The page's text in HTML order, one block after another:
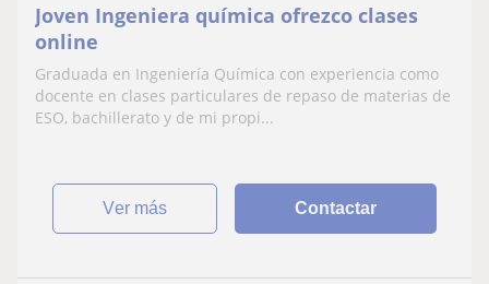
Joven Ingeniera química ofrezco clases
online
Graduada en Ingeniería Química con experiencia como
docente en clases particulares de repaso de materias de
ESO, bachillerato y de mi propi...
ver más Contactar